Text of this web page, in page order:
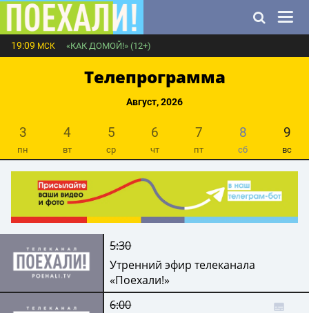
19:09 МСК «КАК ДОМОЙ!» (12+)
Телепрограмма
Август, 2026
3
пн
4
вт
5
ср
6
чт
7
пт
8
сб
9
вс
5:30
Утренний эфир телеканала
«Поехали!»
6:00